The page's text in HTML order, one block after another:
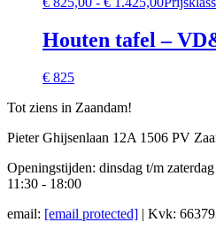
Houten tafel –
€ 825
Tot ziens in Zaandam!
Pieter Ghijsenlaan 12A 1506 PV
Openingstijden: dinsdag t/m
11:30 - 18:00
email: [email protected] | Kvk: